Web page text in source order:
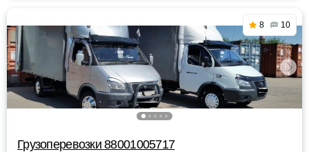
8 10
Грузоперевозки 88001005717